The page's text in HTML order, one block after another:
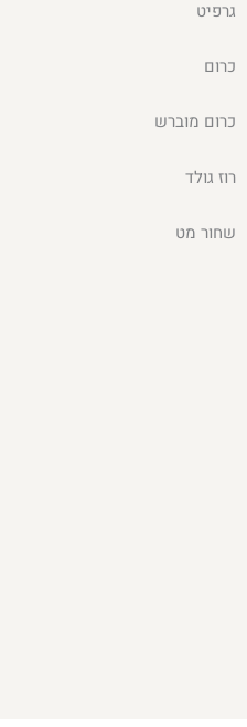
גרפיט
כרום
כרום מוברש
רוז גולד
שחור מט